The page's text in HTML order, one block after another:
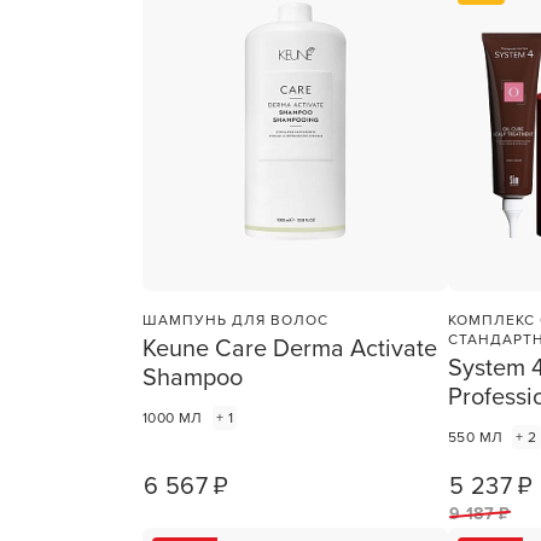
ухода
ресниц
ШАМПУНЬ ДЛЯ ВОЛОС
Keune Care Derma Activate
Shampoo
1000 МЛ + 1
6 567 ₽
System
550 МЛ + 2
5 237 ₽
9 187 ₽